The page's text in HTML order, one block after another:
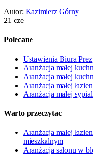
Autor: Kazimierz Górny
21 cze
Polecane
Ustawienia Biura
Aranżacja małej
Aranżacja małej
Aranżacja małej
Aranżacja małej
Warto przeczytać
Aranżacja małej
mieszkalnym
Aranżacja salonu w